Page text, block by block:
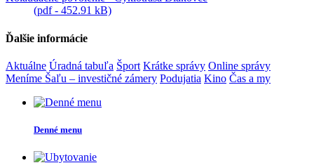
(pdf - 452.91 kB)
Ďalšie informácie
Aktuálne Úradná tabuľa Šport Krátke správy Online správy
Meníme Šaľu – investičné zámery Podujatia Kino Čas a my
Denné menu